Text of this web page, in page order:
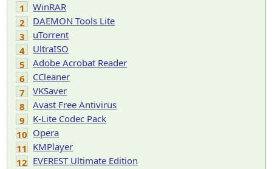
1
WinRAR
2
DAEMON Tools Lite
3
uTorrent
4
UltraISO
5
Adobe Acrobat Reader
6
CCleaner
7
VKSaver
8
Avast Free Antivirus
9
K-Lite Codec Pack
10 Opera
11 KMPlayer
12 EVEREST Ultimate Edition